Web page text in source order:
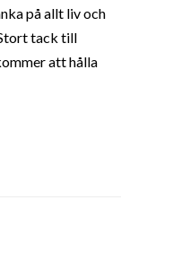
på allt liv och
tack till
att hålla